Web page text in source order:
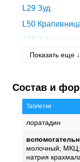
L29 Зуд
L50
T78.3
W57Укус или
Показать еще ↓
Состав и
Таблетки
лоратадин
молочный; МКЦ;
натрия